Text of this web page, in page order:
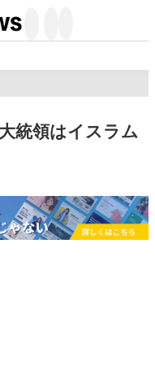
統領はイスラム